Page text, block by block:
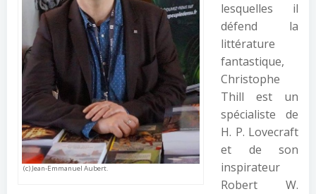
(c) Jean-Emmanuel Aubert.
lesquelles il
défend la
littérature
fantastique,
Christophe
Thill est un
spécialiste de
H. P. Lovecraft
et de son
inspirateur
Robert W.